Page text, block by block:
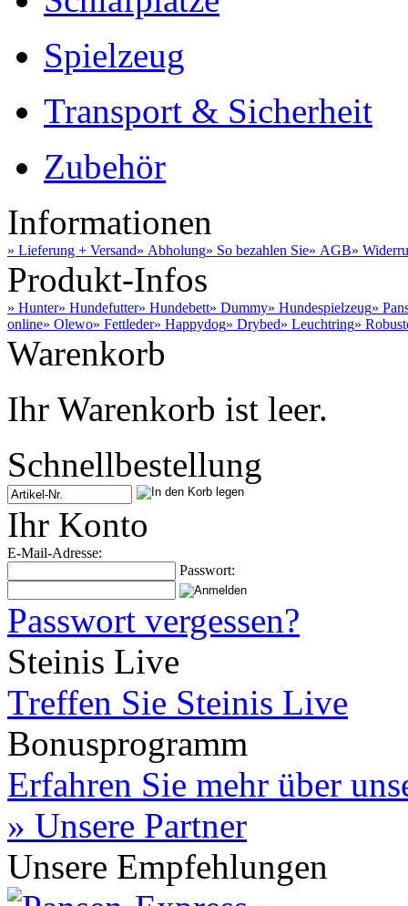
Spielzeug
Transport & Sicherheit
Zubehör
Informationen
» Lieferung + Versand» Abholung» So bezahlen Sie» AGB»
Produkt-Infos
» Hunter» Hundefutter» Hundebett» Dummy» Hundespielzeug»
online» Olewo» Fettleder» Happydog» Drybed» Leuchtring»
Warenkorb
Ihr Warenkorb ist leer.
Schnellbestellung
Ihr Konto
E-Mail-Adresse:
Passwort:
Passwort vergessen?
Steinis Live
Treffen Sie Steinis Live
Bonusprogramm
Erfahren Sie mehr über
» Unsere Partner
Unsere Empfehlungen